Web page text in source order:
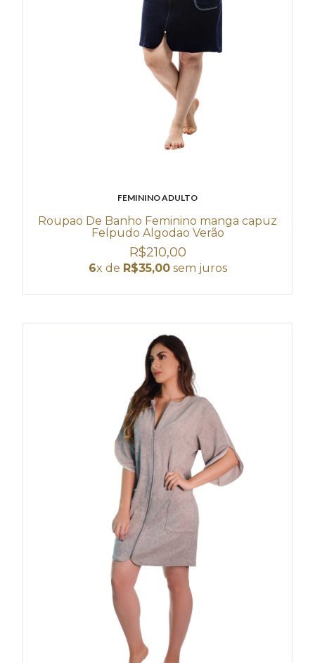
FEMININO ADULTO
Roupao De Banho Feminino manga capuz
Felpudo Algodao Verão
R$210,00
6x de R$35,00sem juros